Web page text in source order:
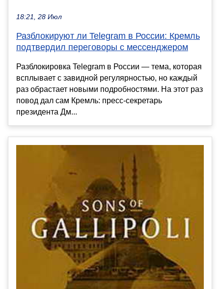
18:21, 28 Июл
Разблокируют ли Telegram в России: Кремль
подтвердил переговоры с мессенджером
Разблокировка Telegram в России — тема, которая
всплывает с завидной регулярностью, но каждый
раз обрастает новыми подробностями. На этот раз
повод дал сам Кремль: пресс-секретарь
президента Дм...